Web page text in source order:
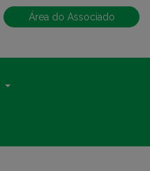
Área do Associado